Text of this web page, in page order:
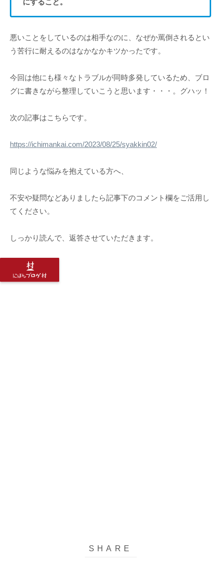
悪いことをしているのは相手なのに、なぜか罵倒されるとい
う苦行に耐えるのはなかなかキツかったです。
今回は他にも様々なトラブルが同時多発しているため、ブロ
グに書きながら整理していこうと思います・・・。グハッ！
次の記事はこちらです。
https://ichimankai.com/2023/08/25/syakkin02/
同じような悩みを抱えている方へ、
不安や疑問などありましたら記事下のコメント欄をご活用し
てください。
しっかり読んで、返答させていただきます。